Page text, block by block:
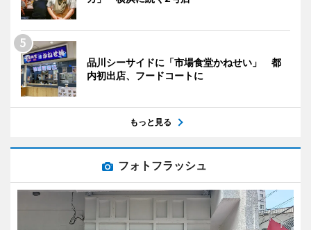
品川シーサイドに「市場食堂かねせい」 都
内初出店、フードコートに
もっと見る
フォトフラッシュ